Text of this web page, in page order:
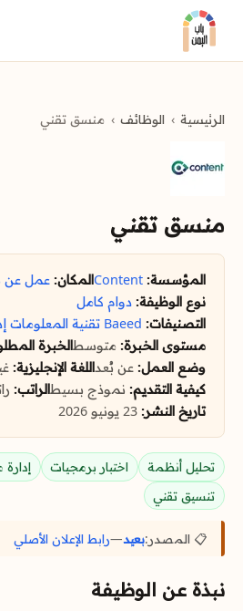
الرئيسية الوظائف منسق تقني
منسق تقني
المؤسسة: Contentالمكان: عمل عن
نوع الوظيفة: دوام كامل
التصنيفات: Baeed تقنية المعلومات
مستوى الخبرة: متوسطالخبرة
وضع العمل: عن بُعداللغة الإنجليزية:
كيفية التقديم: نموذج بسيطالراتب:
تاريخ النشر:
تحليل أنظمة اختبار برمجيات
تنسيق تقني
📋 المصدر:بعيد—رابط الإعلان الأصلي
نبذة عن الوظيفة